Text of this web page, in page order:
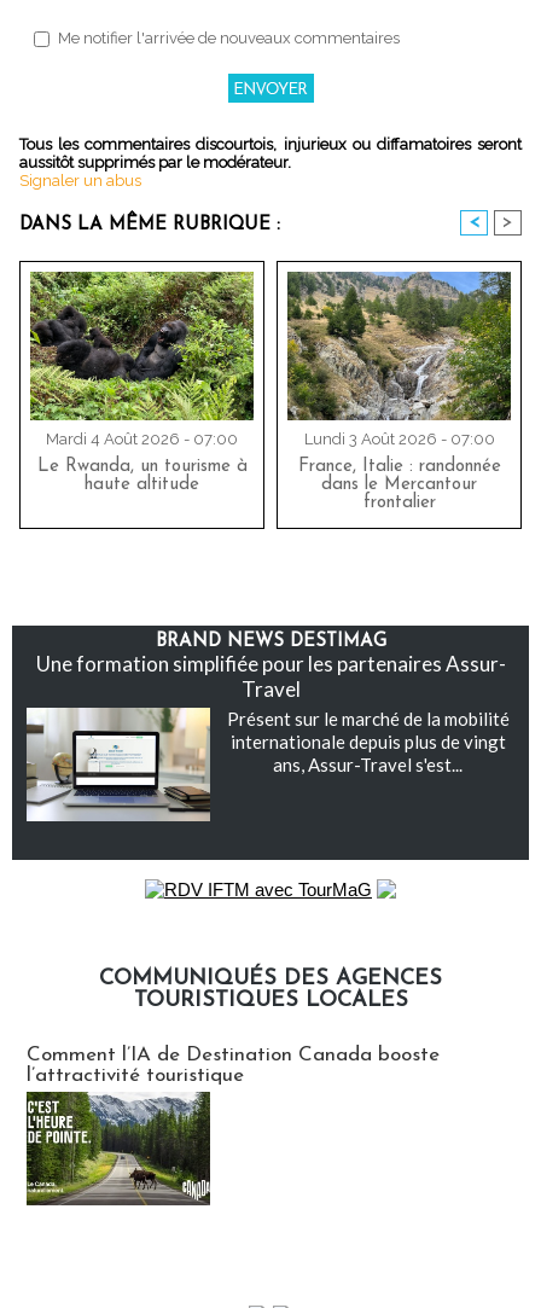
Me notifier l'arrivée de nouveaux commentaires
Tous les commentaires discourtois, injurieux ou diffamatoires seront
aussitôt supprimés par le modérateur.
Signaler un abus
DANS LA MÊME RUBRIQUE : < >
Mardi 4 Août 2026 - 07:00
Le Rwanda, un tourisme à
haute altitude
Lundi 3 Août 2026 - 07:00
France, Italie : randonnée
dans le Mercantour
frontalier
BRAND NEWS DESTIMAG
Une formation simplifiée pour les partenaires Assur-
Travel
Présent sur le marché de la mobilité
internationale depuis plus de vingt
ans, Assur-Travel s'est...
COMMUNIQUÉS DES AGENCES
TOURISTIQUES LOCALES
Comment l’IA de Destination Canada booste
l’attractivité touristique